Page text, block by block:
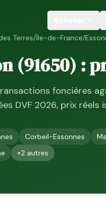
Terres/Île-de-France/
(91650) :
foncières
DVF 2026, prix réels
Corbeil-Essonnes
+2 autres